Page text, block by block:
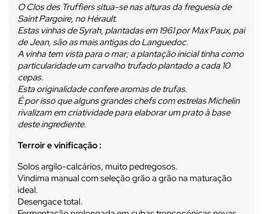
O Clos des Truffiers situa-se nas alturas da freguesia de
Saint Pargoire, no Hérault.
Estas vinhas de Syrah, plantadas em 1961 por Max Paux, pai
de Jean, são as mais antigas do Languedoc.
A vinha tem vista para o mar; a plantação inicial tinha como
particularidade um carvalho trufado plantado a cada 10
cepas.
Esta originalidade confere aromas de trufas.
É por isso que alguns grandes chefs com estrelas Michelin
rivalizam em criatividade para elaborar um prato à base
deste ingrediente.
Terroir e vinificação :
Solos argilo-calcários, muito pedregosos.
Vindima manual com seleção grão a grão na maturação
ideal.
Desengace total.